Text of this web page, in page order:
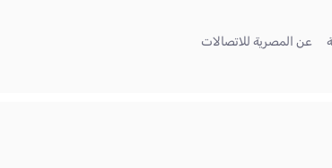
(current) عن المصرية للاتصالات